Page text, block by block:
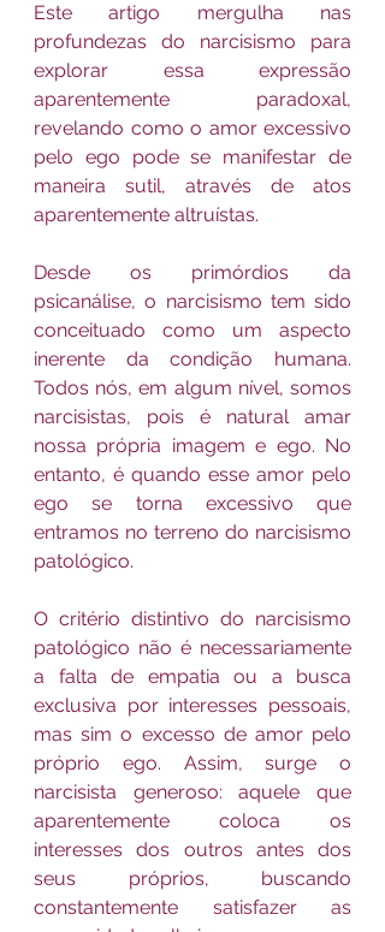
Este artigo mergulha nas
profundezas do narcisismo para
explorar essa expressão
aparentemente paradoxal,
revelando como o amor excessivo
pelo ego pode se manifestar de
maneira sutil, através de atos
aparentemente altruístas.
Desde os primórdios da
psicanálise, o narcisismo tem sido
conceituado como um aspecto
inerente da condição humana.
Todos nós, em algum nível, somos
narcisistas, pois é natural amar
nossa própria imagem e ego. No
entanto, é quando esse amor pelo
ego se torna excessivo que
entramos no terreno do narcisismo
patológico.
O critério distintivo do narcisismo
patológico não é necessariamente
a falta de empatia ou a busca
exclusiva por interesses pessoais,
mas sim o excesso de amor pelo
próprio ego. Assim, surge o
narcisista generoso: aquele que
aparentemente coloca os
interesses dos outros antes dos
seus próprios, buscando
constantemente satisfazer as